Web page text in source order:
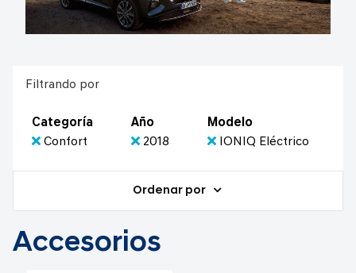
Filtrando por
Categoría
Confort
Año
2018
Modelo
IONIQ Eléctrico
Ordenar por
Accesorios